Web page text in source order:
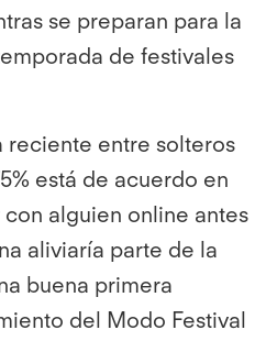
se preparan para la
de festivales
reciente entre solteros
está de acuerdo en
alguien online antes
aliviaría parte de la
buena primera
del Modo Festival